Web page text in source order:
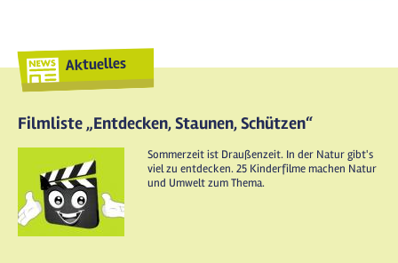
Aktuelles
Filmliste „Entdecken, Staunen, Schützen“
Sommerzeit ist Draußenzeit. In der Natur gibt's
viel zu entdecken. 25 Kinderfilme machen Natur
und Umwelt zum Thema.